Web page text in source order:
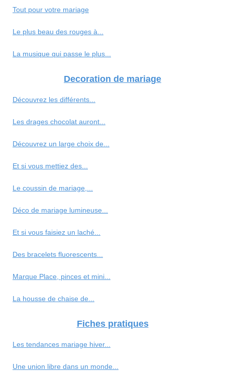
Tout pour votre mariage
Le plus beau des rouges à...
La musique qui passe le plus...
Decoration de mariage
Découvrez les différents...
Les drages chocolat auront...
Découvrez un large choix de...
Et si vous mettiez des...
Le coussin de mariage,...
Déco de mariage lumineuse...
Et si vous faisiez un laché...
Des bracelets fluorescents...
Marque Place, pinces et mini...
La housse de chaise de...
Fiches pratiques
Les tendances mariage hiver...
Une union libre dans un monde...